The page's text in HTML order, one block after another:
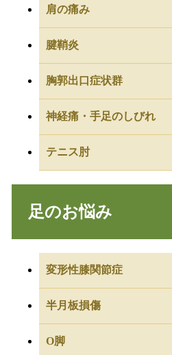
肩の痛み
腱鞘炎
胸郭出口症状群
神経痛・手足のしびれ
テニス肘
足のお悩み
変形性膝関節症
半月板損傷
O脚